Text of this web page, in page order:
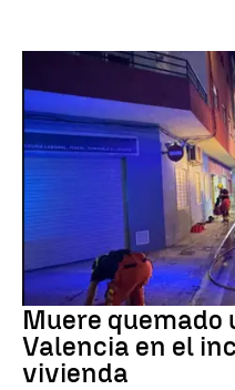
INCENDIO
Muere quemado
Valencia en el
vivienda